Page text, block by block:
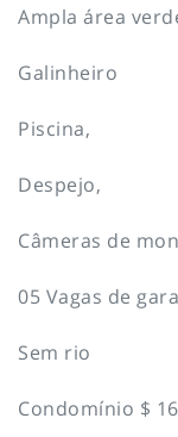
Ampla área
Galinheiro
Piscina,
Despejo,
Câmeras de
05 Vagas de
Sem rio
Condomínio $